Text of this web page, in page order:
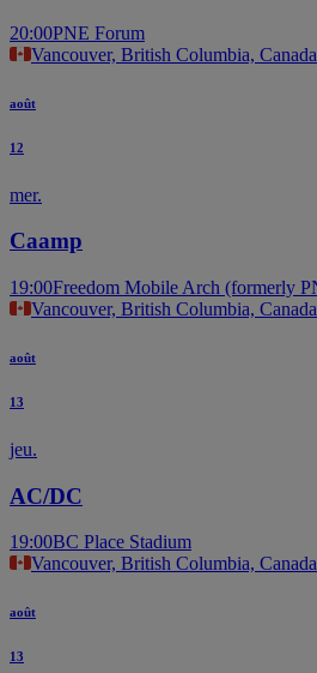
20:00PNE Forum
Vancouver, British Columbia, Canada
août
12
mer.
Caamp
19:00Freedom Mobile Arch (formerly
Vancouver, British Columbia, Canada
août
13
jeu.
AC/DC
19:00BC Place Stadium
Vancouver, British Columbia, Canada
août
13